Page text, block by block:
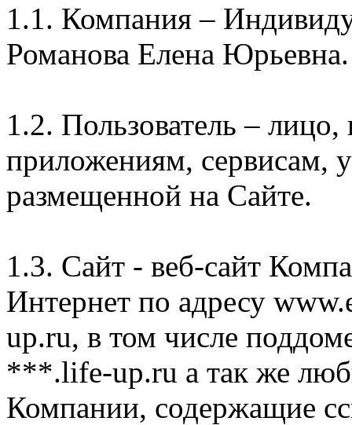
1.1. Компания –
Романова Елена Юрьевна.
1.2. Пользователь –
приложениям, сервисам,
размещенной на Сайте.
1.3. Сайт - веб-сайт
Интернет по адресу
up.ru, в том числе
***.life-up.ru а так же
Компании, содержащие